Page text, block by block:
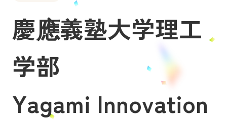
トップ
インタビュー 私たちについて
ニュース お役立ち資料
慶應義塾大学理工
学部
Yagami Innovation